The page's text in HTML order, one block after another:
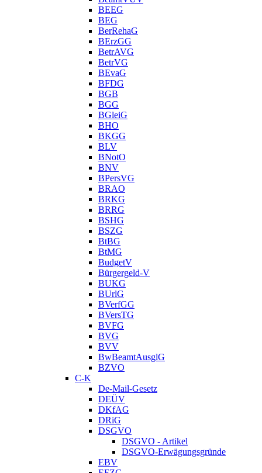
BEEG
BEG
BerRehaG
BErzGG
BetrAVG
BetrVG
BEvaG
BFDG
BGB
BGG
BGleiG
BHO
BKGG
BLV
BNotO
BNV
BPersVG
BRAO
BRKG
BRRG
BSHG
BSZG
BtBG
BtMG
BudgetV
Bürgergeld-V
BUKG
BUrlG
BVerfGG
BVersTG
BVFG
BVG
BVV
BwBeamtAusglG
BZVO
C-K
De-Mail-Gesetz
DEÜV
DKfAG
DRiG
DSGVO
DSGVO - Artikel
DSGVO-Erwägungsgründe
EBV